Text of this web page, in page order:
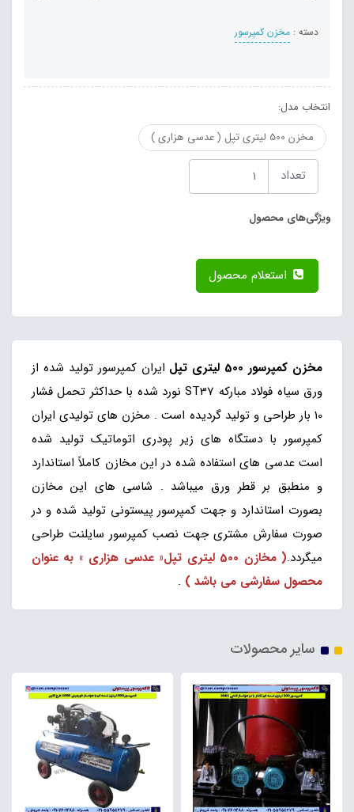
دسته : مخزن کمپرسور
انتخاب مدل:
مخزن 500 لیتری تپل ( عدسی هزاری )
تعداد
ویژگی‌های محصول
مخزن کمپرسور 500 لیتری تپل
ایران کمپرسور تولید شده از
ورق سیاه فولاد مبارکه ST37 نورد شده با حداکثر تحمل فشار
10 بار طراحی و تولید گردیده است . مخزن های تولیدی ایران
کمپرسور با دستگاه های زیر پودری اتوماتیک تولید شده
است عدسی های استفاده شده در این مخازن کاملاً استاندارد
و منطبق بر قطر ورق میباشد . شاسی های این مخازن
بصورت استاندارد و جهت کمپرسور پیستونی تولید شده و در
صورت سفارش مشتری جهت نصب کمپرسور سایلنت طراحی
میگردد.
( مخازن 500 لیتری تپل« عدسی هزاری » به عنوان
محصول سفارشی می باشد ) .
سایر محصولات